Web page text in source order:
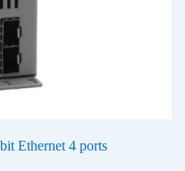
Ethernet 4 ports